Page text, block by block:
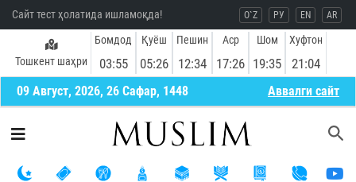
Сайт тест ҳолатида ишламоқда! O`Z РУ EN AR
Тошкент шаҳри
Бомдод
03:55
Қуёш
05:26
Пешин
12:34
Аср
17:26
Шом
19:35
Хуфтон
21:04
09 Август, 2026, 26 Сафар, 1448 Aввалги сайт